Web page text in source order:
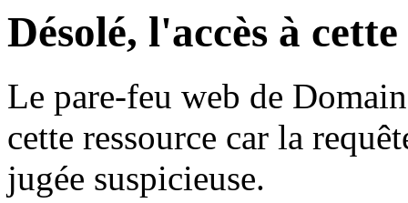
Désolé, l'accès à
Le pare-feu web de
cette ressource car la
jugée suspicieuse.